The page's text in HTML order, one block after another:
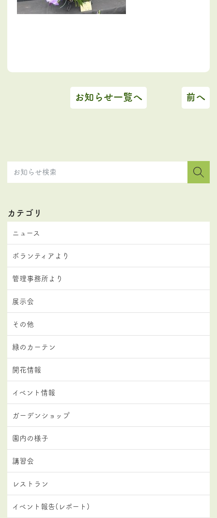
お知らせ一覧へ 前へ
カテゴリ
ニュース
ボランティアより
管理事務所より
展示会
その他
緑のカーテン
開花情報
イベント情報
ガーデンショップ
園内の様子
講習会
レストラン
イベント報告(レポート)